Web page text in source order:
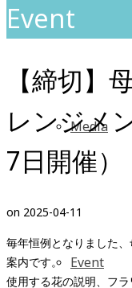
Media
Event
Event
【締切】
レンジメ
7日開催）
on 2025-04-11
毎年恒例となりました
案内です。
使用する花の説明、フ